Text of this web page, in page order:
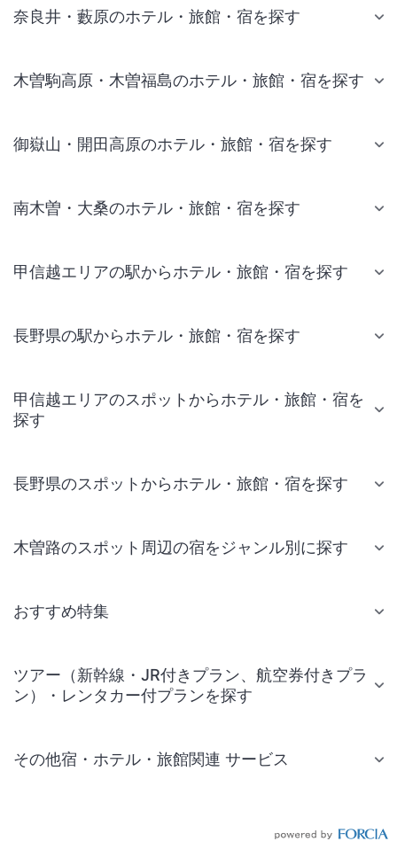
奈良井・藪原のホテル・旅館・宿を探す
木曽駒高原・木曽福島のホテル・旅館・宿を探す
御嶽山・開田高原のホテル・旅館・宿を探す
南木曽・大桑のホテル・旅館・宿を探す
甲信越エリアの駅からホテル・旅館・宿を探す
長野県の駅からホテル・旅館・宿を探す
甲信越エリアのスポットからホテル・旅館・宿を
探す
長野県のスポットからホテル・旅館・宿を探す
木曽路のスポット周辺の宿をジャンル別に探す
おすすめ特集
ツアー（新幹線・JR付きプラン、航空券付きプラ
ン）・レンタカー付プランを探す
その他宿・ホテル・旅館関連 サービス